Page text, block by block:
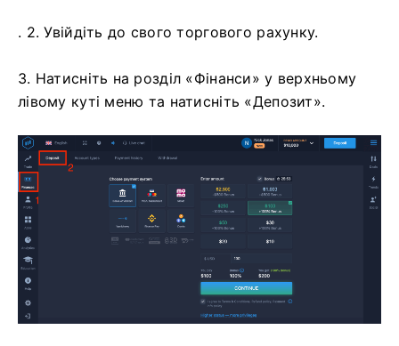
. 2. Увійдіть до свого торгового рахунку.
3. Натисніть на розділ «Фінанси» у верхньому
лівому куті меню та натисніть «Депозит».